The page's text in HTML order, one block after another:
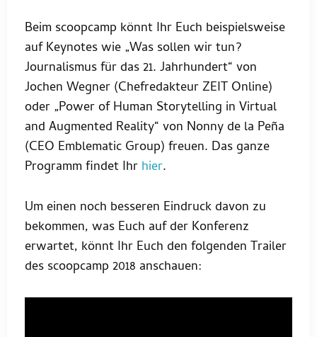
Beim scoopcamp könnt Ihr Euch beispielsweise
auf Keynotes wie „Was sollen wir tun?
Journalismus für das 21. Jahrhundert“ von
Jochen Wegner (Chefredakteur ZEIT Online)
oder „Power of Human Storytelling in Virtual
and Augmented Reality“ von Nonny de la Peña
(CEO Emblematic Group) freuen. Das ganze
Programm findet Ihr hier.
Um einen noch besseren Eindruck davon zu
bekommen, was Euch auf der Konferenz
erwartet, könnt Ihr Euch den folgenden Trailer
des scoopcamp 2018 anschauen: